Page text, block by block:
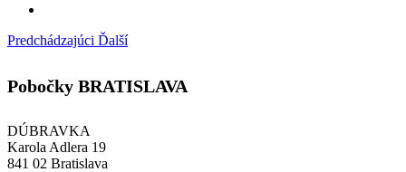
Predchádzajúci Ďalší
Pobočky BRATISLAVA
DÚBRAVKA
Karola Adlera 19
841 02 Bratislava